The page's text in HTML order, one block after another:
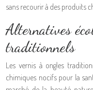
sans recourir à des produits
Alternatives
traditionnels
Les vernis à ongles
chimiques nocifs pour la